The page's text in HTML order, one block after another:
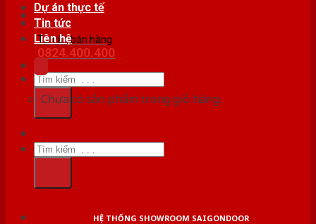
Tư vấn bán hàng
0824.400.400
Tìm
kiếm:
Dự án thực tế
Tin tức
Liên hệ
Chưa có sản phẩm trong giỏ hàng.
Tìm
kiếm:
HỆ THỐNG SHOWROOM SAIGONDOOR